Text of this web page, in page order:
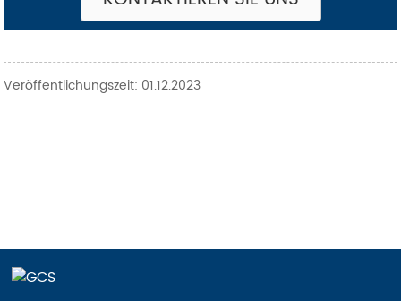
Veröffentlichungszeit: 01.12.2023